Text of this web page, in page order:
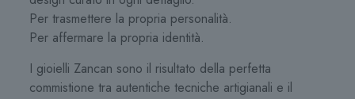
Per trasmettere la propria personalità.
Per affermare la propria identità.
I gioielli Zancan sono il risultato della perfetta
commistione tra autentiche tecniche artigianali e il